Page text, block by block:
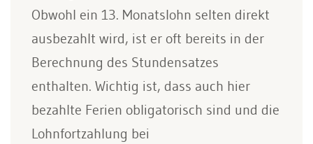
Obwohl ein 13. Monatslohn selten direkt
ausbezahlt wird, ist er oft bereits in der
Berechnung des Stundensatzes
enthalten. Wichtig ist, dass auch hier
bezahlte Ferien obligatorisch sind und die
Lohnfortzahlung bei